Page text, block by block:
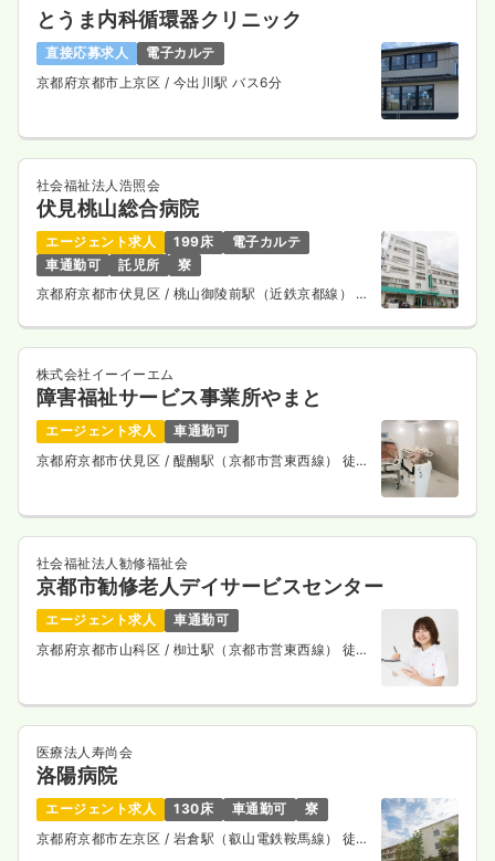
3交代（常勤） 一時募集休止
給与 お問い合わせください
気になる
日勤のみ（パート） 一時募集休止
時間 8:30～17:15
時給1,500円以上可
気になる 詳細を見る
夜勤のみ（パート） 一時募集休止
時間 16:15～1:00
気になる
3交代（常勤）
給与 お問い合わせください
時間 8:30～17:15
とうま内科循環器クリニック
直接応募求人
電子カルテ
京都府京都市上京区 / 今出川駅 バス6分
社会福祉法人浩照会
伏見桃山総合病院
エージェント求人 199床
電子カルテ
車通勤可
託児所
寮
京都府京都市伏見区 / 桃山御陵前駅（近鉄京都線） 徒
株式会社イーイーエム
障害福祉サービス事業所やまと
エージェント求人
車通勤可
京都府京都市伏見区 / 醍醐駅（京都市営東西線） 徒歩
社会福祉法人勧修福祉会
京都市勧修老人デイサービスセンター
エージェント求人
車通勤可
京都府京都市山科区 / 椥辻駅（京都市営東西線） 徒歩
医療法人寿尚会
洛陽病院
エージェント求人 130床 車通勤可
寮
京都府京都市左京区 / 岩倉駅（叡山電鉄鞍馬線） 徒歩